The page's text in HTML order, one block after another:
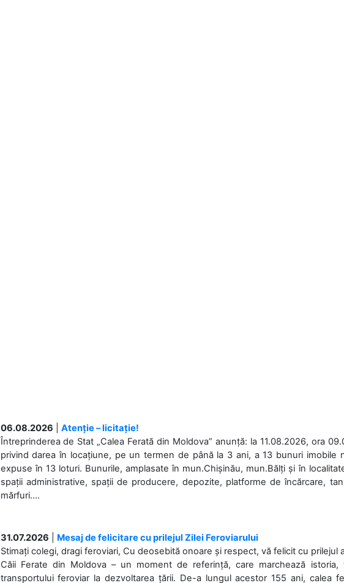
06.08.2026
Atenție – licitație!
Întreprinderea de Stat „Calea Ferată din Moldova” anunță: la 11.08.2026, ora
privind darea în locațiune, pe un termen de până la 3 ani, a 13 bunuri imobile
expuse în 13 loturi. Bunurile, amplasate în mun.Chișinău, mun.Bălți și în
spații administrative, spații de producere, depozite, platforme de încărcare,
mărfuri....
31.07.2026
Mesaj de felicitare cu prilejul Zilei Feroviarului
Stimați colegi, dragi feroviari, Cu deosebită onoare și respect, vă felicit cu prilejul
Căii Ferate din Moldova – un moment de referință, care marchează
transportului feroviar la dezvoltarea țării. De-a lungul acestor 155 ani, calea